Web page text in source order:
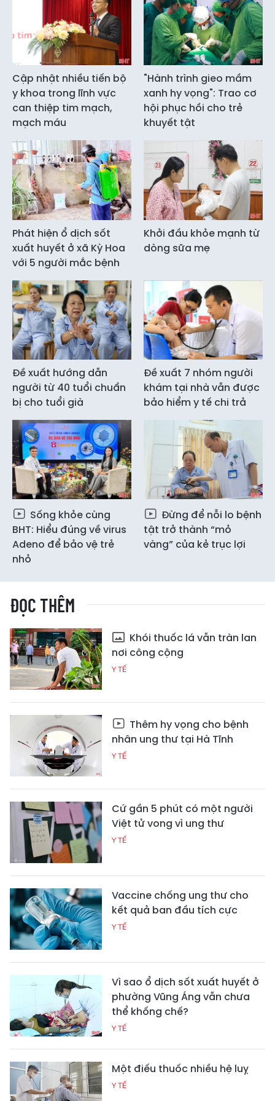
Cập nhật nhiều tiến bộ
y khoa trong lĩnh vực
can thiệp tim mạch,
mạch máu
"Hành trình gieo mầm
xanh hy vọng": Trao cơ
hội phục hồi cho trẻ
khuyết tật
Phát hiện ổ dịch sốt
xuất huyết ở xã Kỳ Hoa
với 5 người mắc bệnh
Khởi đầu khỏe mạnh từ
dòng sữa mẹ
Đề xuất hướng dẫn
người từ 40 tuổi chuẩn
bị cho tuổi già
Đề xuất 7 nhóm người
khám tại nhà vẫn được
bảo hiểm y tế chi trả
Sống khỏe cùng
BHT: Hiểu đúng về virus
Adeno để bảo vệ trẻ
nhỏ
Đừng để nỗi lo bệnh
tật trở thành “mỏ
vàng” của kẻ trục lợi
ĐỌC THÊM
Khói thuốc lá vẫn tràn lan
nơi công cộng
Y TẾ
Thêm hy vọng cho bệnh
nhân ung thư tại Hà Tĩnh
Y TẾ
Cứ gần 5 phút có một người
Việt tử vong vì ung thư
Y TẾ
Vaccine chống ung thư cho
kết quả ban đầu tích cực
Y TẾ
Vì sao ổ dịch sốt xuất huyết ở
phường Vũng Áng vẫn chưa
thể khống chế?
Y TẾ
Một điếu thuốc nhiều hệ luỵ
Y TẾ